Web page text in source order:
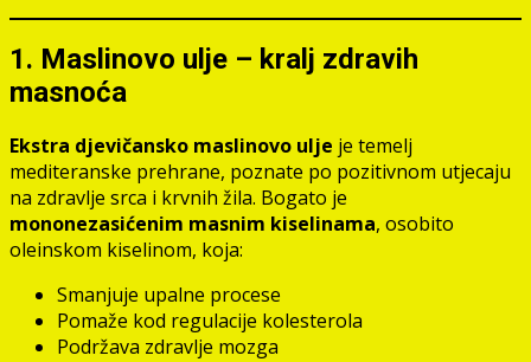
1. Maslinovo ulje – kralj zdravih
masnoća
Ekstra djevičansko maslinovo ulje je temelj
mediteranske prehrane, poznate po pozitivnom utjecaju
na zdravlje srca i krvnih žila. Bogato je
mononezasićenim masnim kiselinama, osobito
oleinskom kiselinom, koja:
Smanjuje upalne procese
Pomaže kod regulacije kolesterola
Podržava zdravlje mozga